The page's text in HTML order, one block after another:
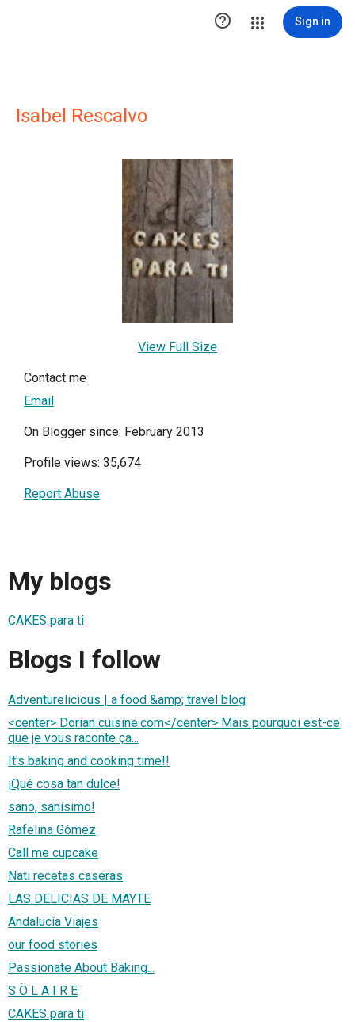
 Sign in
Isabel Rescalvo
View Full Size
Contact me
Email
On Blogger since: February 2013
Profile views: 35,674
Report Abuse
My blogs
CAKES para ti
Blogs I follow
Adventurelicious | a food &amp; travel blog
<center> Dorian cuisine.com</center> Mais pourquoi est-ce
que je vous raconte ça...
It's baking and cooking time!!
¡Qué cosa tan dulce!
sano, sanísimo!
Rafelina Gómez
Call me cupcake
Nati recetas caseras
LAS DELICIAS DE MAYTE
Andalucía Viajes
our food stories
Passionate About Baking...
S Ö L A I R E
CAKES para ti